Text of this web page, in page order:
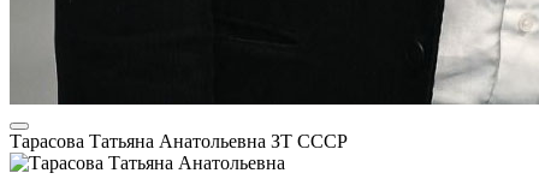
Тарасова Татьяна Анатольевна ЗТ СССР